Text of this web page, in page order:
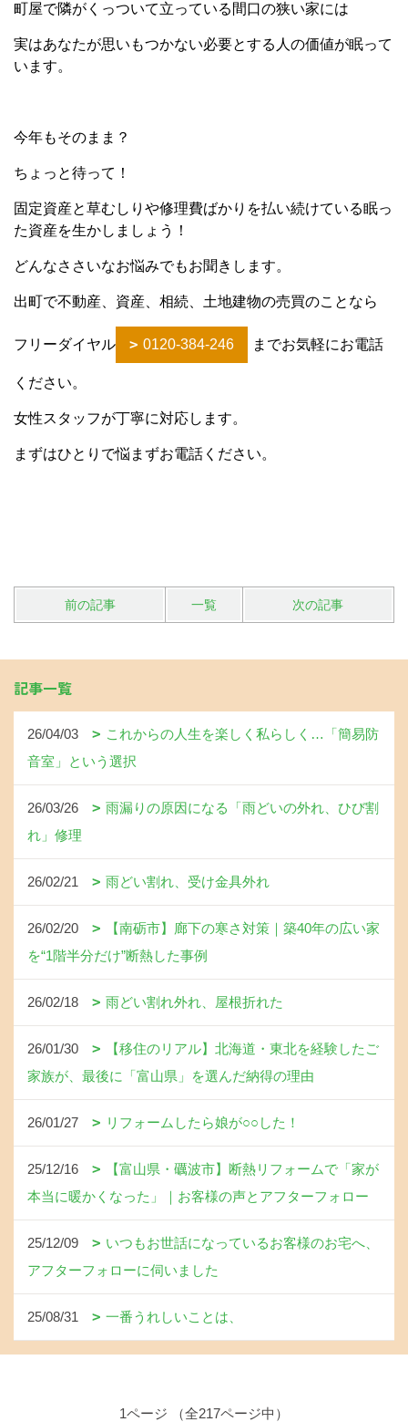
町屋で隣がくっついて立っている間口の狭い家には
実はあなたが思いもつかない必要とする人の価値が眠って
います。
今年もそのまま？
ちょっと待って！
固定資産と草むしりや修理費ばかりを払い続けている眠っ
た資産を生かしましょう！
どんなささいなお悩みでもお聞きします。
出町で不動産、資産、相続、土地建物の売買のことなら
フリーダイヤル 0120-384-246 までお気軽にお電話
ください。
女性スタッフが丁寧に対応します。
まずはひとりで悩まずお電話ください。
前の記事 一覧 次の記事
記事一覧
26/04/03
これからの人生を楽しく私らしく…「簡易防
音室」という選択
26/03/26
雨漏りの原因になる「雨どいの外れ、ひび割
れ」修理
26/02/21 雨どい割れ、受け金具外れ
26/02/20
【南砺市】廊下の寒さ対策｜築40年の広い家
を“1階半分だけ”断熱した事例
26/02/18 雨どい割れ外れ、屋根折れた
26/01/30
【移住のリアル】北海道・東北を経験したご
家族が、最後に「富山県」を選んだ納得の理由
26/01/27 リフォームしたら娘が○○した！
25/12/16
【富山県・礪波市】断熱リフォームで「家が
本当に暖かくなった」｜お客様の声とアフターフォロー
25/12/09
いつもお世話になっているお客様のお宅へ、
アフターフォローに伺いました
25/08/31 一番うれしいことは、
1ページ （全217ページ中）